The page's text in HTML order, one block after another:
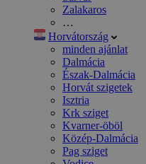
Zalakaros
…
Horvátország
minden ajánlat
Dalmácia
Észak-Dalmácia
Horvát szigetek
Isztria
Krk sziget
Kvarner-öböl
Közép-Dalmácia
Pag sziget